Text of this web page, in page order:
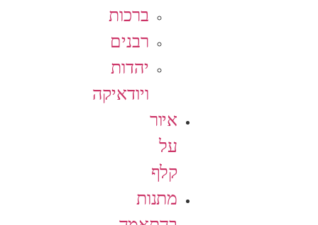
ברכות
רבנים
יהדות
ויודאיקה
איור
על
קלף
מתנות